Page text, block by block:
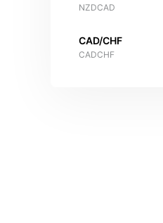
NZDCAD
CAD/CHF
CADCHF